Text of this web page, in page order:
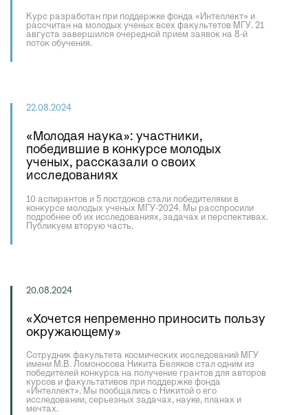
Курс разработан при поддержке фонда «Интеллект» и
рассчитан на молодых ученых всех факультетов МГУ. 21
августа завершился очередной прием заявок на 8-й
поток обучения.
22.08.2024
«Молодая наука»: участники,
победившие в конкурсе молодых
ученых, рассказали о своих
исследованиях
10 аспирантов и 5 постдоков стали победителями в
конкурсе молодых ученых МГУ-2024. Мы расспросили
подробнее об их исследованиях, задачах и перспективах.
Публикуем вторую часть.
20.08.2024
«Хочется непременно приносить пользу
окружающему»
Сотрудник факультета космических исследований МГУ
имени М.В. Ломоносова Никита Беляков стал одним из
победителей конкурса на получение грантов для авторов
курсов и факультативов при поддержке фонда
«Интеллект». Мы пообщались с Никитой о его
исследовании, серьезных задачах, науке, планах и
мечтах.